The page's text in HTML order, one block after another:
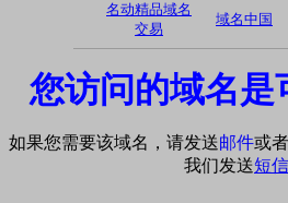
名动精品域名
交易
域名中国
您访问的域名是
如果您需要该域名，请发送邮件或者
我们发送短信